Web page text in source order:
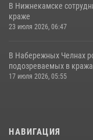
В Нижнекамске
краже
23 июля 2026, 06:47
В Набережных Челнах
подозреваемых в
17 июля 2026, 05:55
НАВИГАЦИЯ